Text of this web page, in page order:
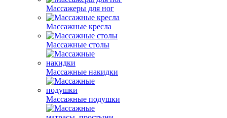
Массажеры для ног
Массажные кресла
Массажные столы
Массажные накидки
Массажные подушки